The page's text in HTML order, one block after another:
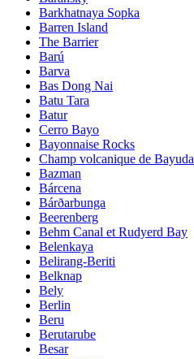
Barkhatnaya Sopka
Barren Island
The Barrier
Barú
Barva
Bas Dong Nai
Batu Tara
Batur
Cerro Bayo
Bayonnaise Rocks
Champ volcanique de Bayuda
Bazman
Bárcena
Bárðarbunga
Beerenberg
Behm Canal et Rudyerd Bay
Belenkaya
Belirang-Beriti
Belknap
Bely
Berlin
Beru
Berutarube
Besar